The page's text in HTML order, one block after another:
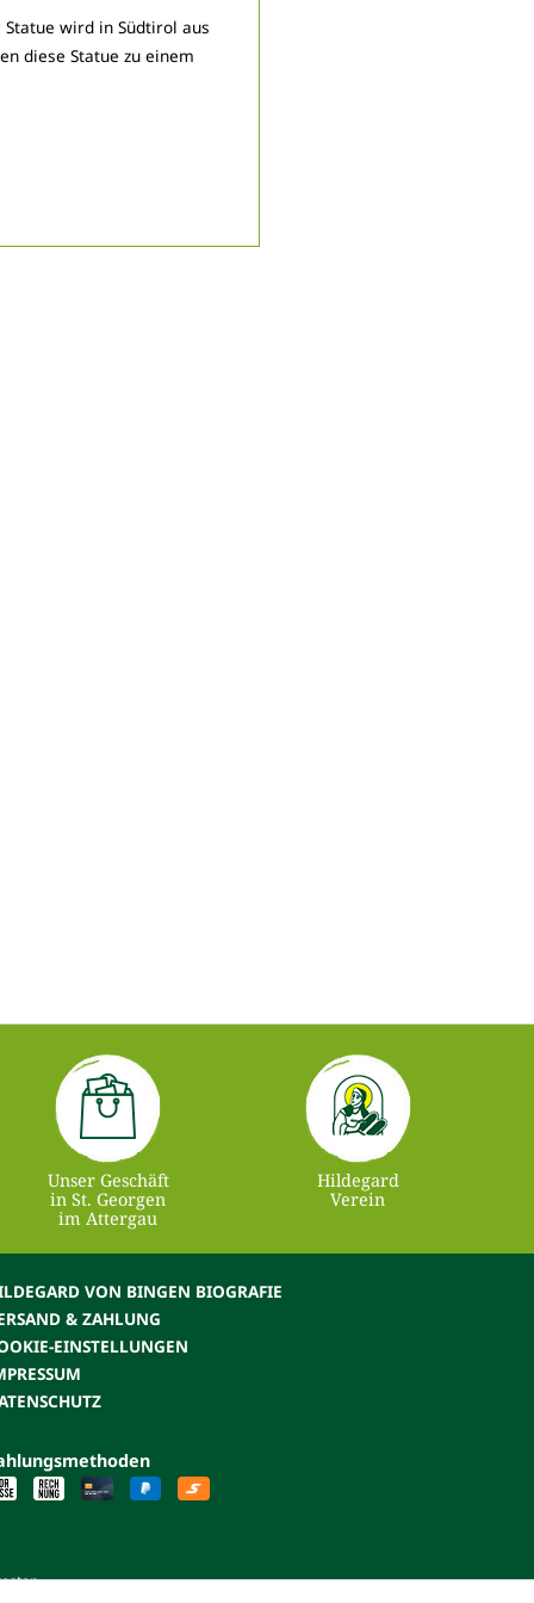
wird in Südtirol aus
diese Statue zu einem
Unser Geschäft
in St. Georgen
im Attergau
Hildegard
Verein
VON BINGEN BIOGRAFIE
& ZAHLUNG
EINSTELLUNGEN